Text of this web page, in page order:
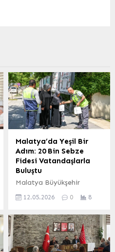
Malatya’da Yeşil Bir
Adım: 20 Bin Sebze
Fidesi Vatandaşlarla
Buluştu
Malatya Büyükşehir
çevre anlayışı ve yerel
misyonu çerçevesinde
önemli bir etkinliğe imza
attı. Belediye, binlerce
12.05.2026 0 8